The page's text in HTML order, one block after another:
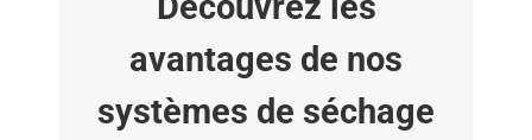
avantages de nos
systèmes de séchage